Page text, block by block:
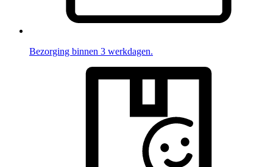
Bezorging binnen 3 werkdagen.